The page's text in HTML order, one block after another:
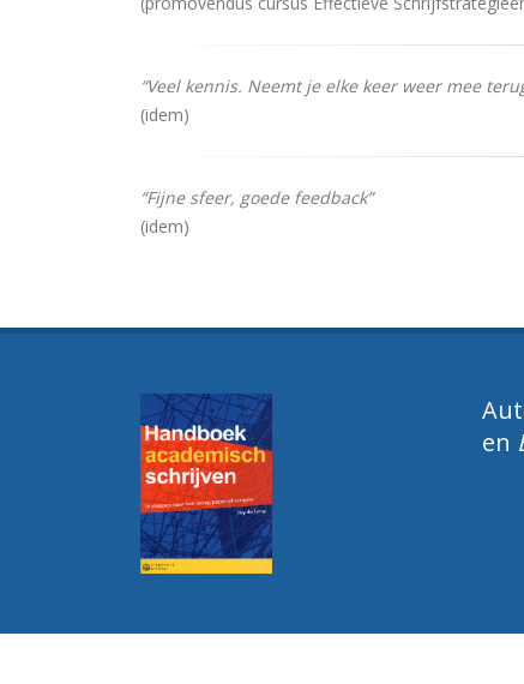
“Veel kennis. Neemt je elke keer weer mee
(idem)
“Fijne sfeer, goede feedback”
(idem)
en